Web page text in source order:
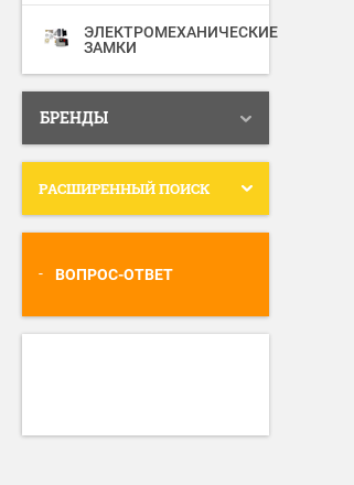
ЭЛЕКТРОМЕХАНИЧЕСКИЕ
ЗАМКИ
БРЕНДЫ
РАСШИРЕННЫЙ ПОИСК
ВОПРОС-ОТВЕТ